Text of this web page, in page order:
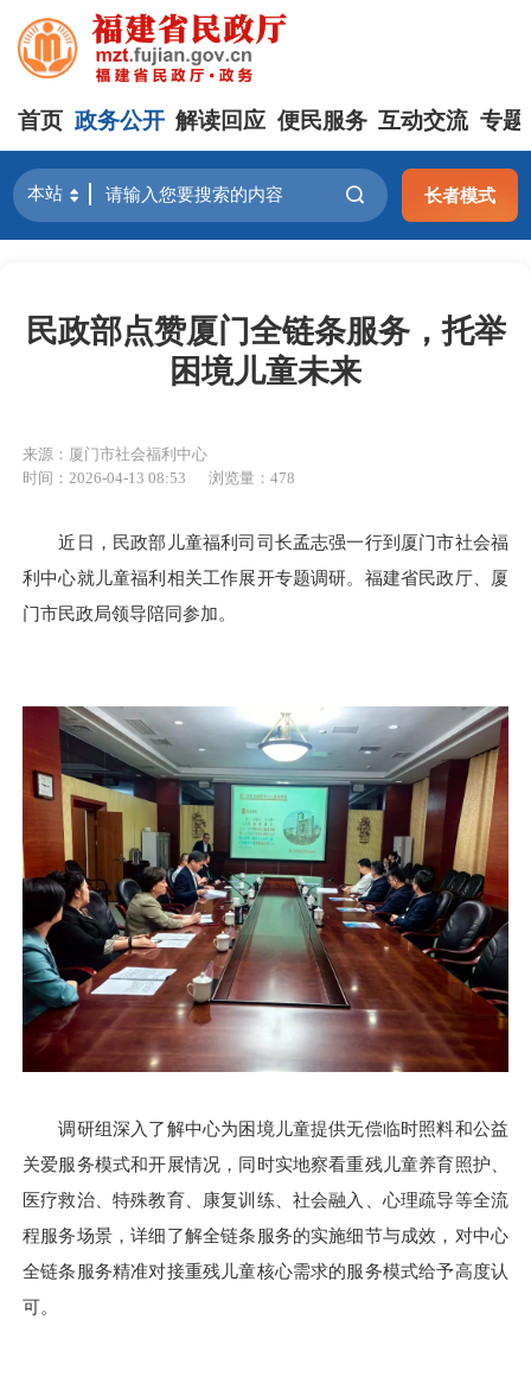
首页 政务公开 解读回应 便民服务 互动交流 专题
长者模式
民政部点赞厦门全链条服务，托举
困境儿童未来
来源：厦门市社会福利中心
时间：2026-04-13 08:53
浏览量：478
近日，民政部儿童福利司司长孟志强一行到厦门市社会福
利中心就儿童福利相关工作展开专题调研。福建省民政厅、厦
门市民政局领导陪同参加。
调研组深入了解中心为困境儿童提供无偿临时照料和公益
关爱服务模式和开展情况，同时实地察看重残儿童养育照护、
医疗救治、特殊教育、康复训练、社会融入、心理疏导等全流
程服务场景，详细了解全链条服务的实施细节与成效，对中心
全链条服务精准对接重残儿童核心需求的服务模式给予高度认
可。